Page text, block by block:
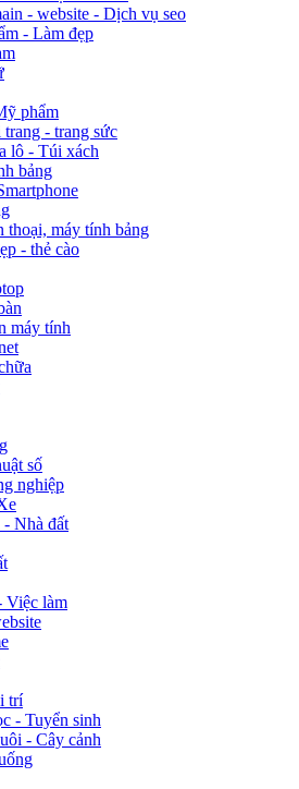
- website - Dịch vụ seo
- Làm đẹp
phẩm
- trang sức
lô - Túi xách
bảng
thoại, máy tính bảng
- thẻ cào
máy tính
số
nghiệp
- Nhà đất
Việc làm
trí
- Tuyển sinh
- Cây cảnh